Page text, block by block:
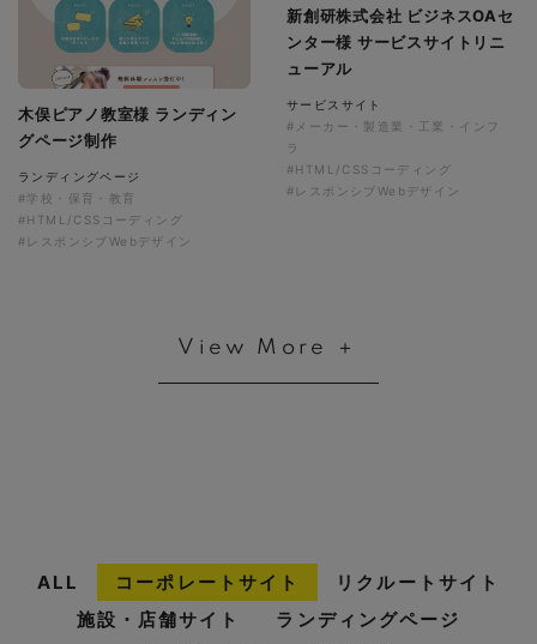
新創研株式会社 ビジネスOAセ
ンター様 サービスサイトリニ
ューアル
サービスサイト
#メーカー・製造業・工業・インフ
ラ
#HTML/CSSコーディング
#レスポンシブWebデザイン
木俣ピアノ教室様 ランディン
グページ制作
ランディングページ
#学校・保育・教育
#HTML/CSSコーディング
#レスポンシブWebデザイン
View More ＋
ALL コーポレートサイト
リクルートサイト
施設・店舗サイト
ランディングページ